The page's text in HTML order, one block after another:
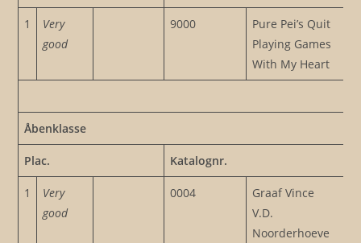
1
Very
good
9000
Pure Pei’s Quit
Playing Games
With My Heart
Åbenklasse
Plac. Katalognr.
1
Very
good
0004
Graaf Vince
V.D.
Noorderhoeve